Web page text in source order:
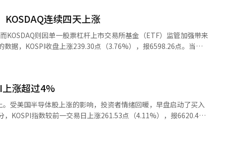
译与编辑。
）大幅上涨，彩虹机器人（2.79%）、ABL生物（2.24%）、生
所上涨。相反，元益IPS（-1.43%）、主成工程（-1.33%）、阿
当天，国内股市因美国半导体股表现疲
，呈现混合走势。 与此同时，半导体股和科
下跌2.2%。闪迪和西部数据在业绩发布前分别下跌5.4%。此外，
等也出现下跌。闪迪在收盘后发布业绩，盘后交易中跌幅超过
期国内股市的日内波动性明显
连续四天上涨
KOSDAQ则因单一股票杠杆上市交易所基金（ETF）监管加强带来
兆4464亿韩元。
（1.67%）、KB金融（1.36%）、三星生物制剂（0.88%）等均
智能（AI）基础设施相关行业的强势表现尤为明显。” 与此同
799.59点。该指数当天以794.93点开盘，较前一交易日上涨
涨超过4%
受美国半导体股上涨的影响，投资者情绪回暖，早盘启动了买入
），在上午9时24分左右启动了买入熔断。这是KOSPI市场的